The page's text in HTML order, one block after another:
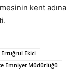
kent adına
Ekici
Emniyet Müdürlüğü